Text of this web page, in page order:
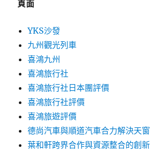
頁面
YKS沙發
九州觀光列車
喜鴻九州
喜鴻旅行社
喜鴻旅行社日本團評價
喜鴻旅行社評價
喜鴻旅遊評價
德尚汽車與順道汽車合力解決天
葉和軒跨界合作與資源整合的創